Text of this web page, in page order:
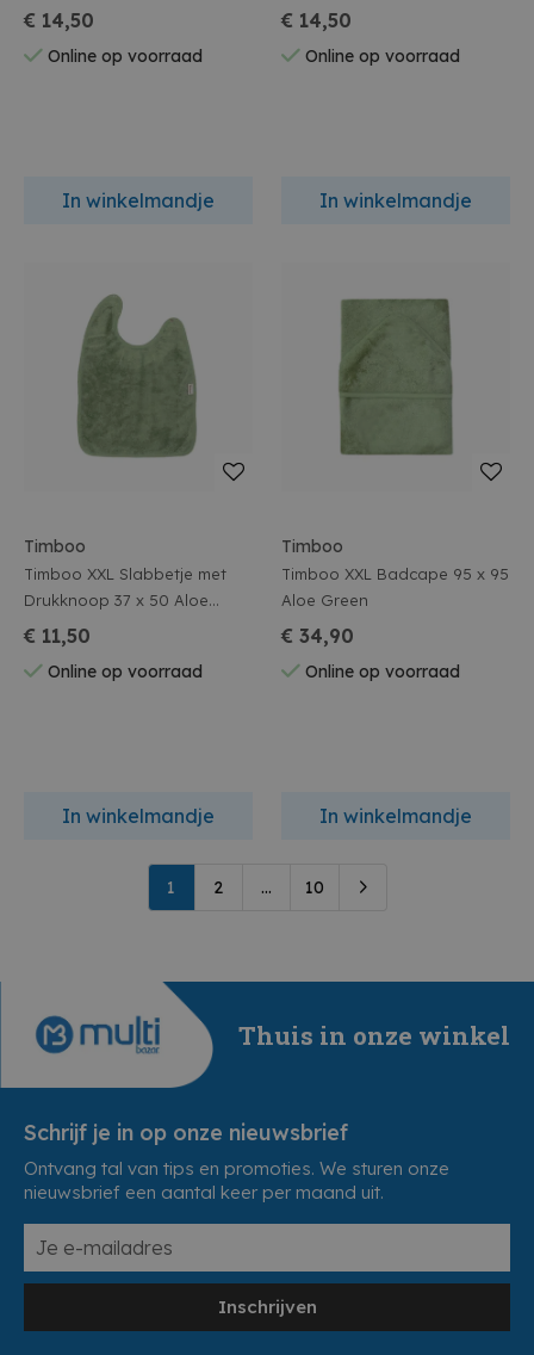
x 50 Aloe Green
€ 14,50
Online op voorraad
In winkelmandje
x 50 Raspberry Rose
€ 14,50
Online op voorraad
In winkelmandje
Timboo
Timboo XXL Slabbetje met
Drukknoop 37 x 50 Aloe
Green
€ 11,50
Online op voorraad
In winkelmandje
Timboo
Timboo XXL Badcape 95 x 95
Aloe Green
€ 34,90
Online op voorraad
In winkelmandje
1 2 ... 10
Thuis in onze winkel
Schrijf je in op onze nieuwsbrief
Ontvang tal van tips en promoties. We sturen onze
nieuwsbrief een aantal keer per maand uit.
Inschrijven